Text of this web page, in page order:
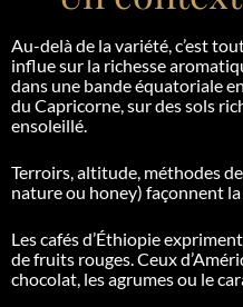
Au-delà de la variété, c’est
influe sur la richesse
dans une bande équatoriale
du Capricorne, sur des sols
ensoleillé.
Terroirs, altitude, méthodes
nature ou honey) façonnent
Les cafés d’Éthiopie
de fruits rouges. Ceux
chocolat, les agrumes ou le